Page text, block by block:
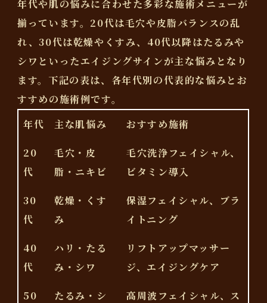
年代や肌の悩みに合わせた多彩な施術メニューが
揃っています。20代は毛穴や皮脂バランスの乱
れ、30代は乾燥やくすみ、40代以降はたるみや
シワといったエイジングサインが主な悩みとなり
ます。下記の表は、各年代別の代表的な悩みとお
すすめの施術例です。
年代
主な肌悩み おすすめ施術
20
代
毛穴・皮
脂・ニキビ
毛穴洗浄フェイシャル、
ビタミン導入
30
代
乾燥・くす
み
保湿フェイシャル、ブラ
イトニング
40
代
ハリ・たる
み・シワ
リフトアップマッサー
ジ、エイジングケア
50
たるみ・シ
高周波フェイシャル、ス